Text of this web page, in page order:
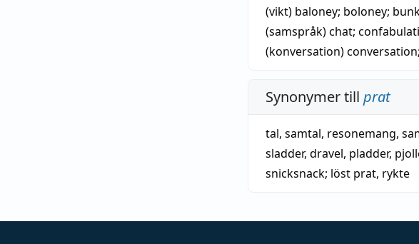
(vikt) baloney; boloney;
(samspråk)chat;
(konversation)conversation;
Synonymer till prat
tal, samtal, resonemang,
sladder, dravel, pladder,
snicksnack; löst prat, rykte